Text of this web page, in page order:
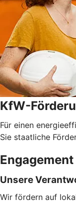
KfW-
Für einen
Sie staatliche
Engagement
Unsere
Wir fördern auf